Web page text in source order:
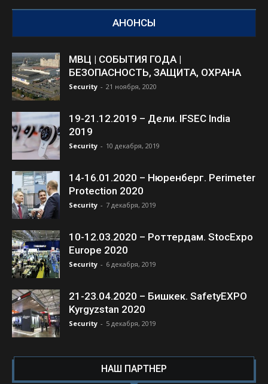
АНОНСЫ
МВЦ | СОБЫТИЯ ГОДА |
БЕЗОПАСНОСТЬ, ЗАЩИТА, ОХРАНА
Security - 21 ноября, 2020
19-21.12.2019 – Дели. IFSEC India
2019
Security - 10 декабря, 2019
14-16.01.2020 – Нюренберг. Perimeter
Protection 2020
Security - 7 декабря, 2019
10-12.03.2020 – Роттердам. StocExpo
Europe 2020
Security - 6 декабря, 2019
21-23.04.2020 – Бишкек. SafetyEXPO
Kyrgyzstan 2020
Security - 5 декабря, 2019
НАШ ПАРТНЕР